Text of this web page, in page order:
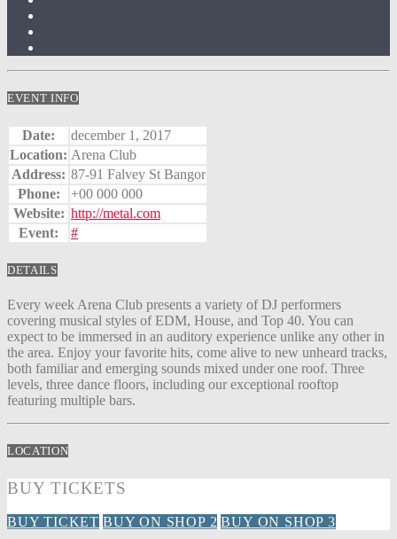
EVENT INFO
Date:
december 1, 2017
Location: Arena Club
Address: 87-91 Falvey St Bangor
Phone:
+00 000 000
Website: http://metal.com
Event:
#
DETAILS
Every week Arena Club presents a variety of DJ performers
covering musical styles of EDM, House, and Top 40. You can
expect to be immersed in an auditory experience unlike any other in
the area. Enjoy your favorite hits, come alive to new unheard tracks,
both familiar and emerging sounds mixed under one roof. Three
levels, three dance floors, including our exceptional rooftop
featuring multiple bars.
LOCATION
BUY TICKETS
BUY TICKET BUY ON SHOP 2 BUY ON SHOP 3